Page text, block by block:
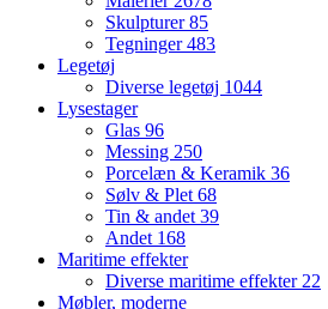
Skulpturer85
Tegninger483
Legetøj
Diverse legetøj 1044
Lysestager
Glas 96
Messing 250
Porcelæn & Keramik 36
Sølv & Plet68
Tin & andet39
Andet 168
Maritime effekter
Diverse maritime effekter22
Møbler, moderne